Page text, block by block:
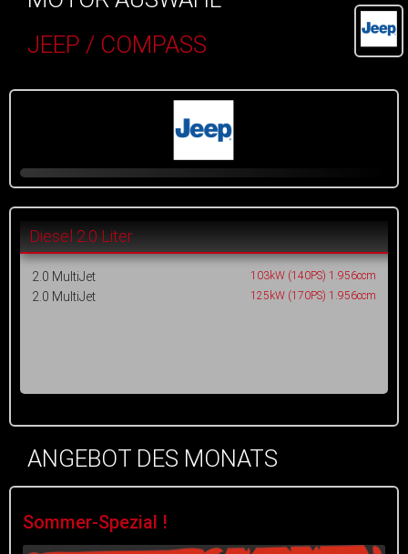
JEEP / COMPASS
Diesel 2.0 Liter
2.0 MultiJet 103kW (140PS) 1.956ccm
2.0 MultiJet 125kW (170PS) 1.956ccm
ANGEBOT DES MONATS
Sommer-Spezial !